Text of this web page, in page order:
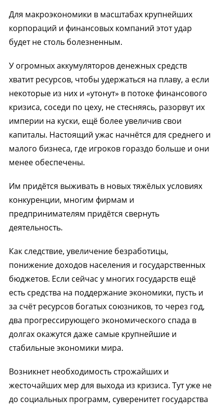
Для макроэкономики в масштабах крупнейших
корпораций и финансовых компаний этот удар
будет не столь болезненным.
У огромных аккумуляторов денежных средств
хватит ресурсов, чтобы удержаться на плаву, а если
некоторые из них и «утонут» в потоке финансового
кризиса, соседи по цеху, не стесняясь, разорвут их
империи на куски, ещё более увеличив свои
капиталы. Настоящий ужас начнётся для среднего и
малого бизнеса, где игроков гораздо больше и они
менее обеспечены.
Им придётся выживать в новых тяжёлых условиях
конкуренции, многим фирмам и
предпринимателям придётся свернуть
деятельность.
Как следствие, увеличение безработицы,
понижение доходов населения и государственных
бюджетов. Если сейчас у многих государств ещё
есть средства на поддержание экономики, пусть и
за счёт ресурсов богатых союзников, то через год,
два прогрессирующего экономического спада в
долгах окажутся даже самые крупнейшие и
стабильные экономики мира.
Возникнет необходимость строжайших и
жесточайших мер для выхода из кризиса. Тут уже не
до социальных программ, суверенитет государства